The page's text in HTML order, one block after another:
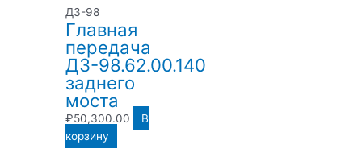
ДЗ-98
Главная
передача
ДЗ-98.62.00.140
заднего
моста
₽50,300.00
В
корзину